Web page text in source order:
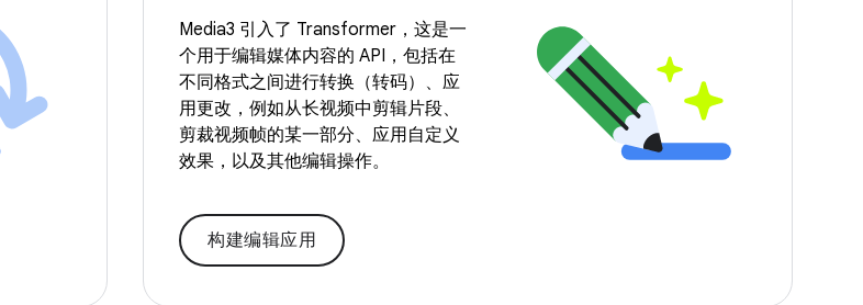
Media3 引入了 Transformer，这是一
个用于编辑媒体内容的 API，包括在
不同格式之间进行转换（转码）、应
用更改，例如从长视频中剪辑片段、
剪裁视频帧的某一部分、应用自定义
效果，以及其他编辑操作。
构建编辑应用